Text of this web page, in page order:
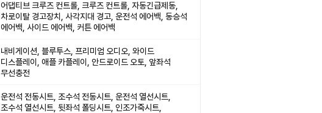
어댑티브 크루즈 컨트롤, 크루즈 컨트롤, 자동긴급제동,
차로이탈 경고장치, 사각지대 경고, 운전석 에어백, 동승석
에어백, 사이드 에어백, 커튼 에어백
내비게이션, 블루투스, 프리미엄 오디오, 와이드
디스플레이, 애플 카플레이, 안드로이드 오토, 앞좌석
무선충전
운전석 전동시트, 조수석 전동시트, 운전석 열선시트,
조수석 열선시트, 뒷좌석 폴딩시트, 인조가죽시트,